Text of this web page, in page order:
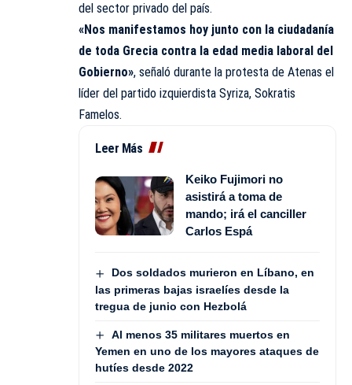
del sector privado del país.
«Nos manifestamos hoy junto con la ciudadanía
de toda Grecia contra la edad media laboral del
Gobierno», señaló durante la protesta de Atenas el
líder del partido izquierdista Syriza, Sokratis
Famelos.
Leer Más
Keiko Fujimori no
asistirá a toma de
mando; irá el canciller
Carlos Espá
Dos soldados murieron en Líbano, en
las primeras bajas israelíes desde la
tregua de junio con Hezbolá
Al menos 35 militares muertos en
Yemen en uno de los mayores ataques de
hutíes desde 2022